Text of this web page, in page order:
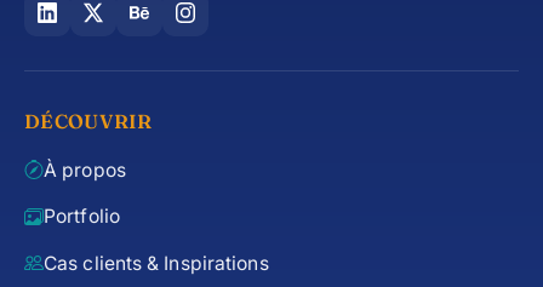
DÉCOUVRIR
À propos
Portfolio
Cas clients & Inspirations